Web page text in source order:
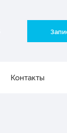
Контакты